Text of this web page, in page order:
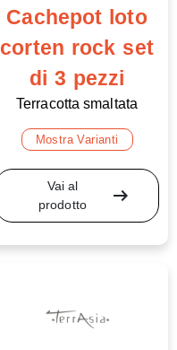
Cachepot loto
corten rock set
di 3 pezzi
Terracotta smaltata
Mostra Varianti
Vai al
prodotto
arrow_right_alt